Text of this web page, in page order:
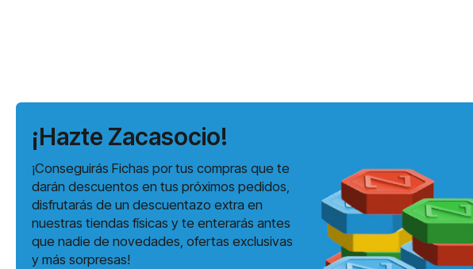
¡Hazte Zacasocio!
¡Conseguirás Fichas por tus compras que te
darán descuentos en tus próximos pedidos,
disfrutarás de un descuentazo extra en
nuestras tiendas físicas y te enterarás antes
que nadie de novedades, ofertas exclusivas
y más sorpresas!